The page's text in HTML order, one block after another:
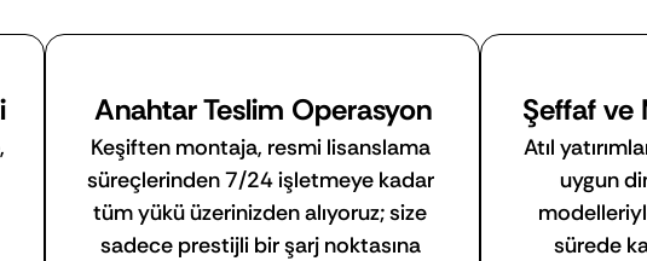
Anahtar Teslim Operasyon
Keşiften montaja, resmi lisanslama
süreçlerinden 7/24 işletmeye kadar
tüm yükü üzerinizden alıyoruz; size
sadece prestijli bir şarj noktasına
Şeffaf ve
Atıl
uygun
sürede